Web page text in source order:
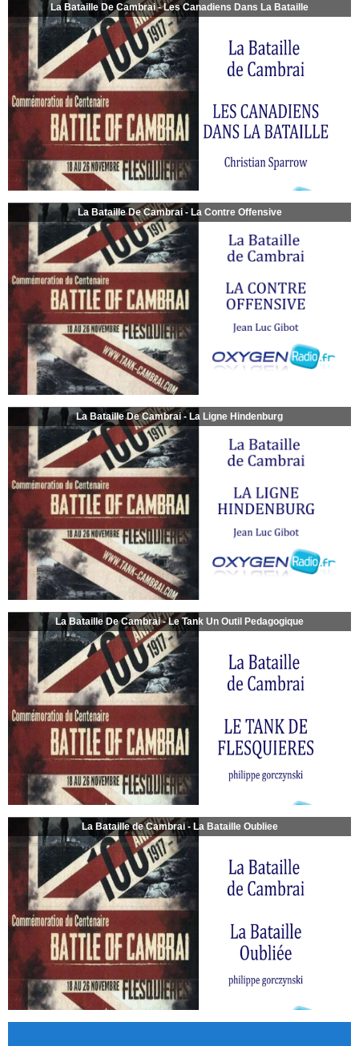
La Bataille De Cambrai - Les Canadiens Dans La Bataille
La Bataille De Cambrai - La Contre Offensive
La Bataille De Cambrai - La Ligne Hindenburg
La Bataille De Cambrai - Le Tank Un Outil Pedagogique
La Bataille de Cambrai - La Bataille Oubliee